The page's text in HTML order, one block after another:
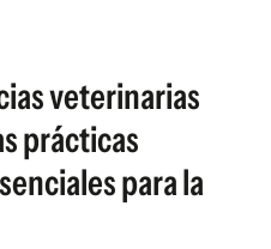
veterinarias
prácticas
para la